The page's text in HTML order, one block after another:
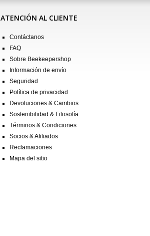
ATENCIÓN AL CLIENTE
Contáctanos
FAQ
Sobre Beekeepershop
Información de envío
Seguridad
Política de privacidad
Devoluciones & Cambios
Sostenibilidad & Filosofía
Términos & Condiciones
Socios & Afiliados
Reclamaciones
Mapa del sitio